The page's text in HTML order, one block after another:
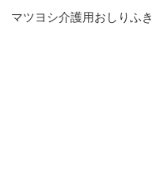
マツヨシ介護用おしりふき